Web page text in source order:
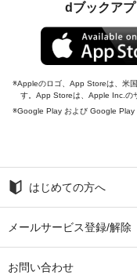
dブックア
Appleのロゴ、App Storeは、米
す。App Storeは、Apple Inc.の
Google Play および Google Play
はじめての方へ
メールサービス登録/解除
お問い合わせ